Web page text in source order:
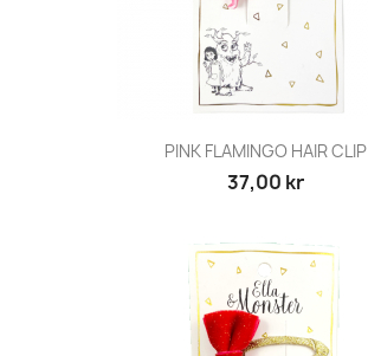
PINK FLAMINGO HAIR CLIP
37,00 kr